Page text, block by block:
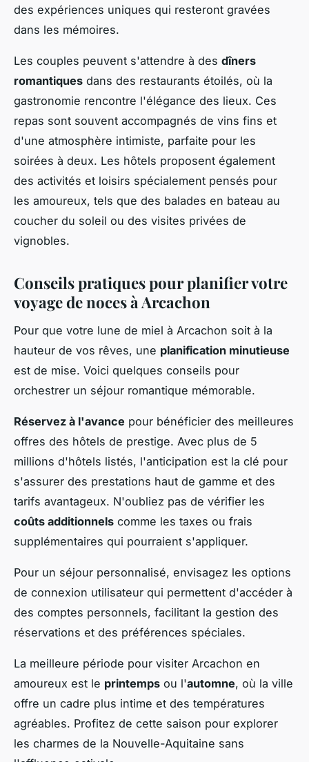
des expériences uniques qui resteront gravées
dans les mémoires.
Les couples peuvent s'attendre à des dîners
romantiques dans des restaurants étoilés, où la
gastronomie rencontre l'élégance des lieux. Ces
repas sont souvent accompagnés de vins fins et
d'une atmosphère intimiste, parfaite pour les
soirées à deux. Les hôtels proposent également
des activités et loisirs spécialement pensés pour
les amoureux, tels que des balades en bateau au
coucher du soleil ou des visites privées de
vignobles.
Conseils pratiques pour planifier votre
voyage de noces à Arcachon
Pour que votre lune de miel à Arcachon soit à la
hauteur de vos rêves, une planification minutieuse
est de mise. Voici quelques conseils pour
orchestrer un séjour romantique mémorable.
Réservez à l'avance pour bénéficier des meilleures
offres des hôtels de prestige. Avec plus de 5
millions d'hôtels listés, l'anticipation est la clé pour
s'assurer des prestations haut de gamme et des
tarifs avantageux. N'oubliez pas de vérifier les
coûts additionnels comme les taxes ou frais
supplémentaires qui pourraient s'appliquer.
Pour un séjour personnalisé, envisagez les options
de connexion utilisateur qui permettent d'accéder à
des comptes personnels, facilitant la gestion des
réservations et des préférences spéciales.
La meilleure période pour visiter Arcachon en
amoureux est le printemps ou l'automne, où la ville
offre un cadre plus intime et des températures
agréables. Profitez de cette saison pour explorer
les charmes de la Nouvelle-Aquitaine sans